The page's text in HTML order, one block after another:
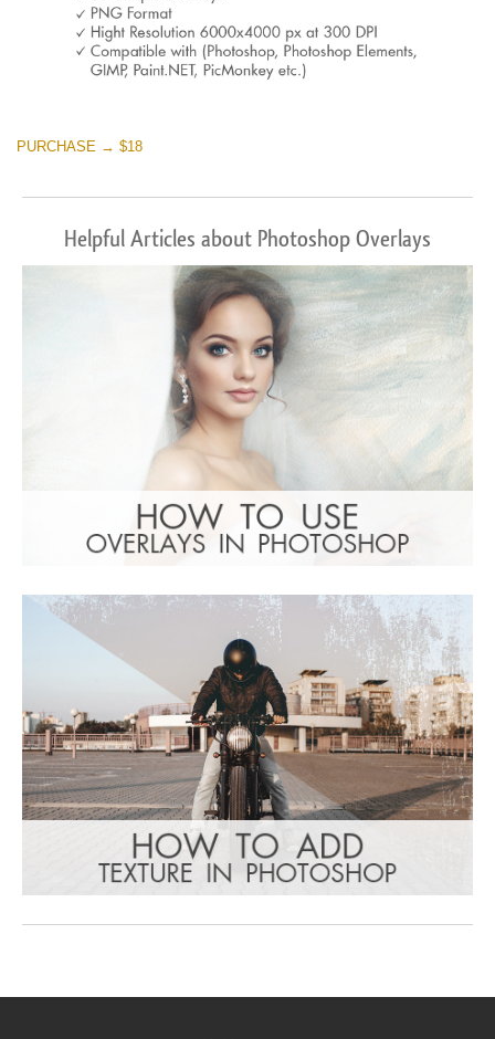
PURCHASE → $18
Helpful Articles about Photoshop Overlays